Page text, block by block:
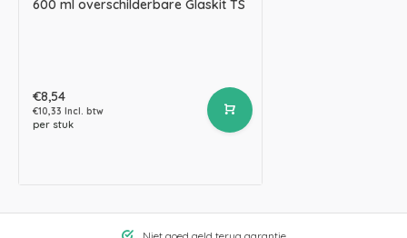
600 ml overschilderbare Glaskit TS
€8,54
€10,33 Incl. btw
per stuk